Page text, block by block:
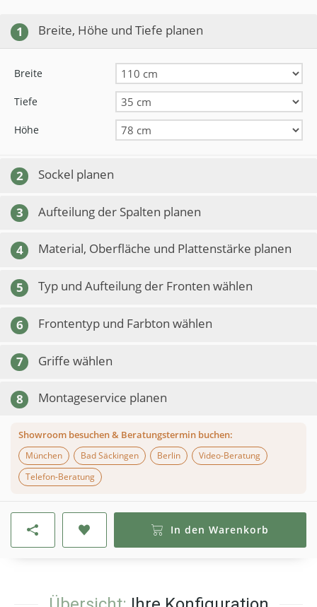
1 Breite, Höhe und Tiefe planen
Breite
Tiefe
Höhe
2 Sockel planen
3 Aufteilung der Spalten planen
4 Material, Oberfläche und Plattenstärke planen
5 Typ und Aufteilung der Fronten wählen
6 Frontentyp und Farbton wählen
7 Griffe wählen
8 Montageservice planen
Showroom besuchen & Beratungstermin buchen:
München
Bad Säckingen Berlin
Video-Beratung
Telefon-Beratung
In den Warenkorb